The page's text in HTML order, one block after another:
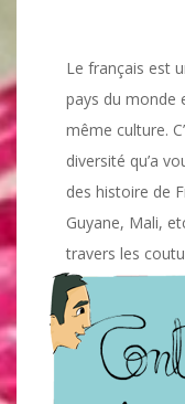
Le français est
pays du monde
même culture.
diversité qu’a
des histoire de
Guyane, Mali,
travers les